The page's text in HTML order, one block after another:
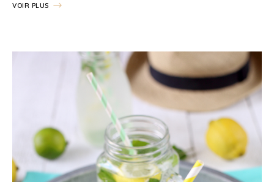
VOIR PLUS